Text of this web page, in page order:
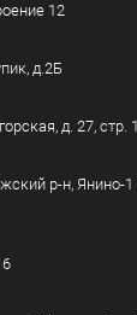
12
д.2Б
д. 27, стр. 1
р-н, Янино-1